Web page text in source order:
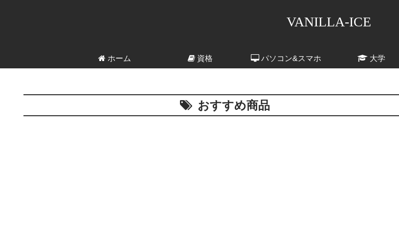
VANILLA-ICE
ホーム 資格 パソコン&スマホ 大学
おすすめ商品